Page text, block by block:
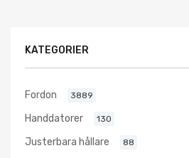
KATEGORIER
Fordon 3889
Handdatorer 130
Justerbara hållare 88